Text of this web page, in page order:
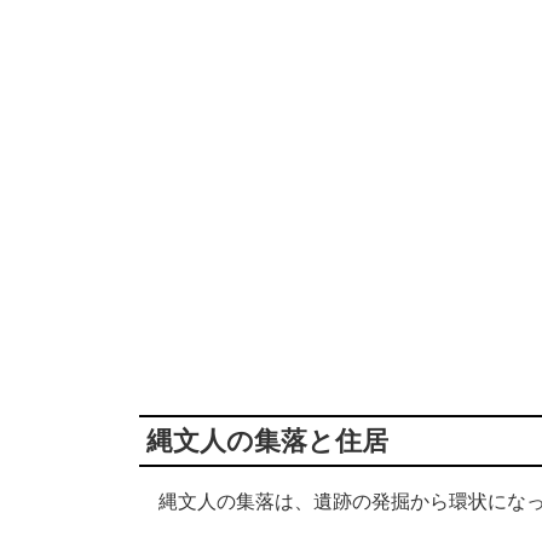
縄文人の集落と住居
縄文人の集落は、遺跡の発掘から環状にな